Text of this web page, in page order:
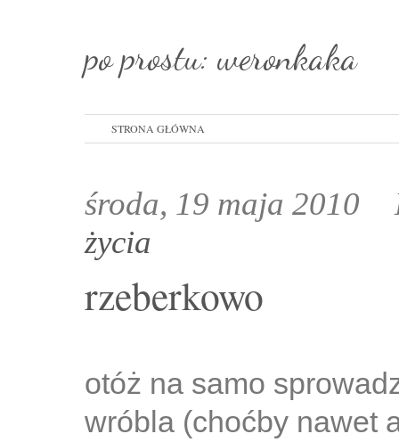
po prostu: weronkaka
STRONA GŁÓWNA
środa, 19 maja 2010
życia
rzeberkowo
otóż na samo
wróbla (choćby nawet